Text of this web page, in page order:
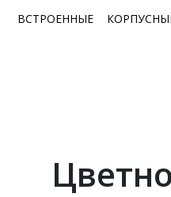
ВСТРОЕННЫЕ